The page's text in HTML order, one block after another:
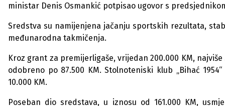
ministar Denis Osmankić potpisao ugovor s
Sredstva su namijenjena jačanju sportskih rezultata,
međunarodna takmičenja.
Kroz grant za premijerligaše, vrijedan 200.000 KM,
odobreno po 87.500 KM. Stolnoteniski klub „Bihać
10.000 KM.
Poseban dio sredstava, u iznosu od 161.000 KM,